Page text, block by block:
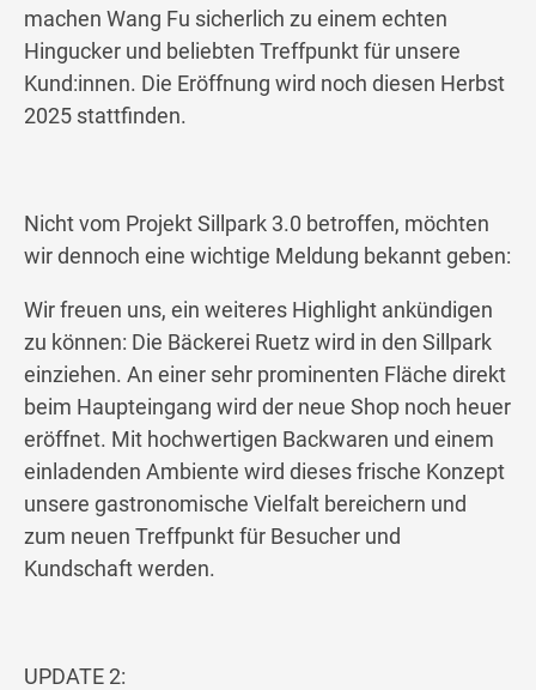
machen Wang Fu sicherlich zu einem echten
Hingucker und beliebten Treffpunkt für unsere
Kund:innen. Die Eröffnung wird noch diesen Herbst
2025 stattfinden.
Nicht vom Projekt Sillpark 3.0 betroffen, möchten
wir dennoch eine wichtige Meldung bekannt geben:
Wir freuen uns, ein weiteres Highlight ankündigen
zu können: Die Bäckerei Ruetz wird in den Sillpark
einziehen. An einer sehr prominenten Fläche direkt
beim Haupteingang wird der neue Shop noch heuer
eröffnet. Mit hochwertigen Backwaren und einem
einladenden Ambiente wird dieses frische Konzept
unsere gastronomische Vielfalt bereichern und
zum neuen Treffpunkt für Besucher und
Kundschaft werden.
UPDATE 2: